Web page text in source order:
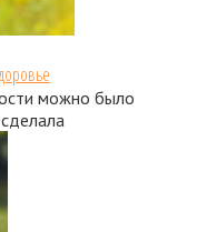
можно было